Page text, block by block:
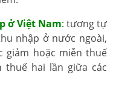
ở Việt Nam: tương tự
nhập ở nước ngoài,
giảm hoặc miễn thuế
hai lần giữa các